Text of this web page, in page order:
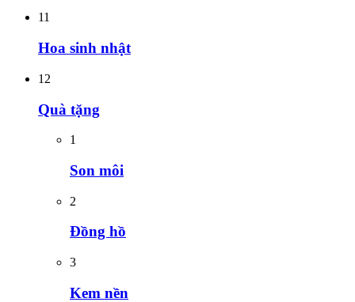
11
Hoa sinh nhật
12
Quà tặng
1
Son môi
2
Đồng hồ
3
Kem nền